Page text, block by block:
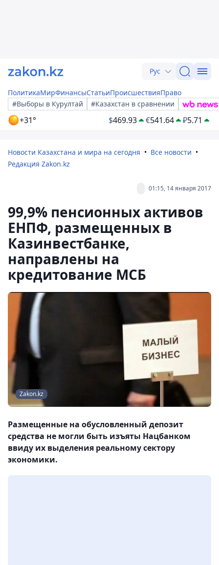
Рус
ПолитикаМирФинансыСтатьиПроисшествияПраво
#Выборы в Курултай
#Казахстан в сравнении
+31° $469.93 €541.64 ₽5.71
Новости Казахстана и мира на сегодня
Все новости
Редакция Zakon.kz
01:15, 14 января 2017
99,9% пенсионных активов
ЕНПФ, размещенных в
Казинвестбанке,
направлены на
кредитование МСБ
Zakon.kz
Размещенные на обусловленный депозит
средства не могли быть изъяты Нацбанком
ввиду их выделения реальному сектору
экономики.